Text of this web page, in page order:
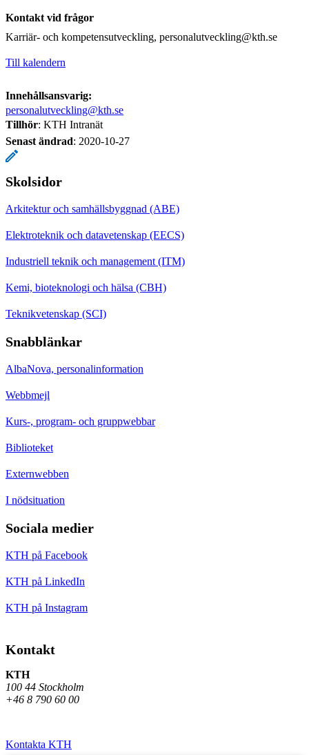
Kontakt vid frågor
Karriär- och kompetensutveckling, personalutveckling@kth.se
Till kalendern
Innehållsansvarig:
personalutveckling@kth.se
Tillhör: KTH Intranät
Senast ändrad: 2020-10-27
Skolsidor
Arkitektur och samhällsbyggnad (ABE)
Elektroteknik och datavetenskap (EECS)
Industriell teknik och management (ITM)
Kemi, bioteknologi och hälsa (CBH)
Teknikvetenskap (SCI)
Snabblänkar
AlbaNova, personalinformation
Webbmejl
Kurs-, program- och gruppwebbar
Biblioteket
Externwebben
I nödsituation
Sociala medier
KTH på Facebook
KTH på LinkedIn
KTH på Instagram
Kontakt
KTH
100 44 Stockholm
+46 8 790 60 00
Kontakta KTH